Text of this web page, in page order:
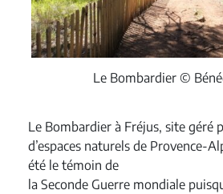
Le Bombardier ©
Le Bombardier à Fréjus, site géré
d’espaces naturels de Provence-
été le témoin de
la Seconde Guerre mondiale